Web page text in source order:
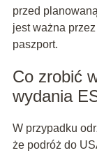
przed
jest ważna
paszport.
Co zrobić
wydania
W przypadku
że podróż do